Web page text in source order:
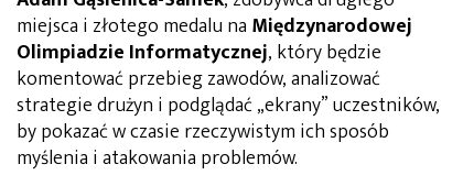
miejsca i złotego medalu na Międzynarodowej
Olimpiadzie Informatycznej, który będzie
komentować przebieg zawodów, analizować
strategie drużyn i podglądać „ekrany” uczestników,
by pokazać w czasie rzeczywistym ich sposób
myślenia i atakowania problemów.